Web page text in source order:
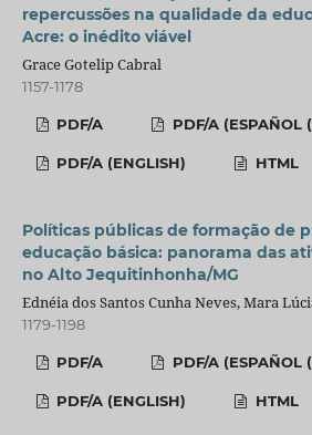
repercussões na qualidade da
Acre: o inédito viável
Grace Gotelip Cabral
1157-1178
PDF/A PDF/A (ESPAÑOL
PDF/A (ENGLISH) HTML
Políticas públicas de formação de
educação básica: panorama das
no Alto Jequitinhonha/MG
Ednéia dos Santos Cunha Neves, Mara
1179-1198
PDF/A PDF/A (ESPAÑOL
PDF/A (ENGLISH) HTML